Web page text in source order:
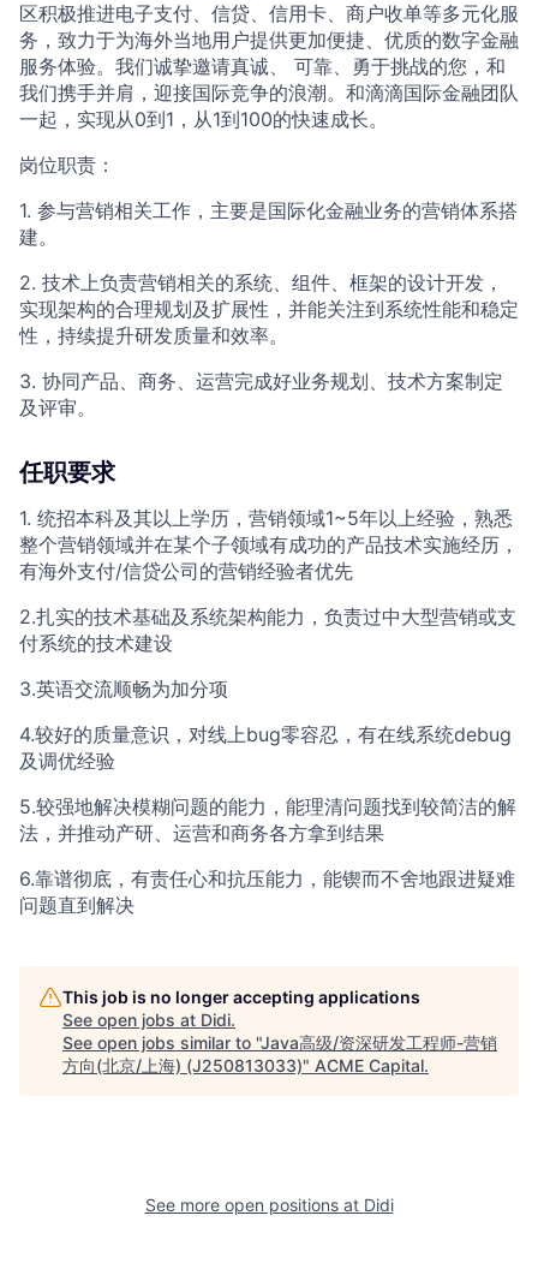
区积极推进电子支付、信贷、信用卡、商户收单等多元化服
务，致力于为海外当地用户提供更加便捷、优质的数字金融
服务体验。我们诚挚邀请真诚、 可靠、勇于挑战的您，和
我们携手并肩，迎接国际竞争的浪潮。和滴滴国际金融团队
一起，实现从0到1，从1到100的快速成长。
岗位职责：
1. 参与营销相关工作，主要是国际化金融业务的营销体系搭
建。
2. 技术上负责营销相关的系统、组件、框架的设计开发，
实现架构的合理规划及扩展性，并能关注到系统性能和稳定
性，持续提升研发质量和效率。
3. 协同产品、商务、运营完成好业务规划、技术方案制定
及评审。
任职要求
1. 统招本科及其以上学历，营销领域1~5年以上经验，熟悉
整个营销领域并在某个子领域有成功的产品技术实施经历，
有海外支付/信贷公司的营销经验者优先
2.扎实的技术基础及系统架构能力，负责过中大型营销或支
付系统的技术建设
3.英语交流顺畅为加分项
4.较好的质量意识，对线上bug零容忍，有在线系统debug
及调优经验
5.较强地解决模糊问题的能力，能理清问题找到较简洁的解
法，并推动产研、运营和商务各方拿到结果
6.靠谱彻底，有责任心和抗压能力，能锲而不舍地跟进疑难
问题直到解决
This job is no longer accepting applications
See open jobs at Didi.
See open jobs similar to "Java高级/资深研发工程师-营销
方向(北京/上海) (J250813033)" ACME Capital.
See more open positions at Didi